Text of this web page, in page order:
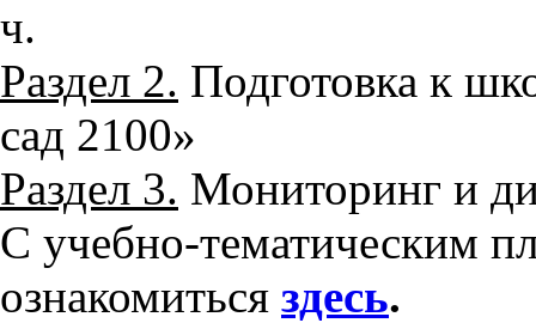
ч.
Раздел 2. Подготовка к
сад 2100»
Раздел 3. Мониторинг и
С учебно-тематическим
ознакомиться здесь.